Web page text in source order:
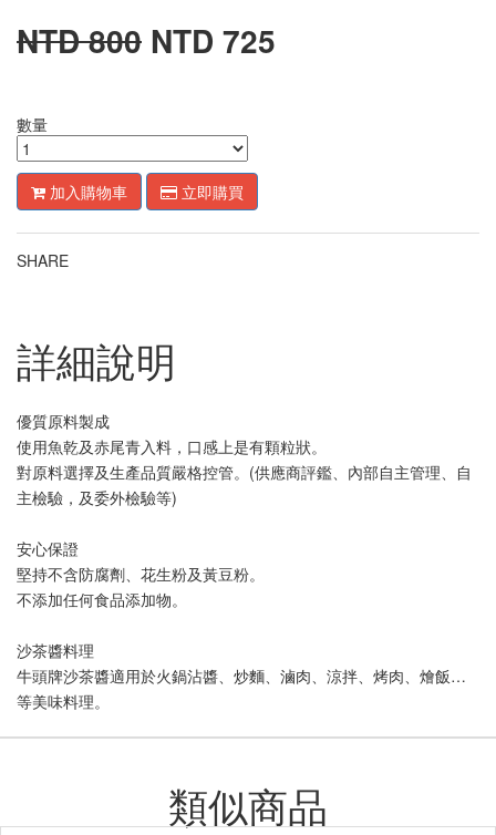
NTD 800 NTD 725
數量
加入購物車 立即購買
SHARE
詳細說明
優質原料製成
使用魚乾及赤尾青入料，口感上是有顆粒狀。
對原料選擇及生產品質嚴格控管。(供應商評鑑、內部自主管理、自
主檢驗，及委外檢驗等)
安心保證
堅持不含防腐劑、花生粉及黃豆粉。
不添加任何食品添加物。
沙茶醬料理
牛頭牌沙茶醬適用於火鍋沾醬、炒麵、滷肉、涼拌、烤肉、燴飯…
等美味料理。
類似商品